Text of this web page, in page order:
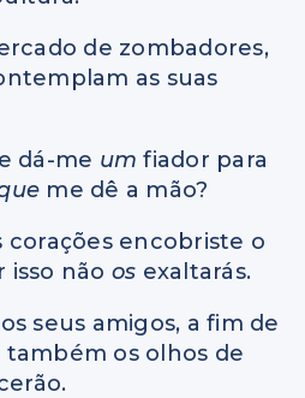
de zombadores,
as suas
dá-me umfiador para
me dê a mão?
corações encobriste o
não os exaltarás.
seus amigos, a fim de
também os olhos de